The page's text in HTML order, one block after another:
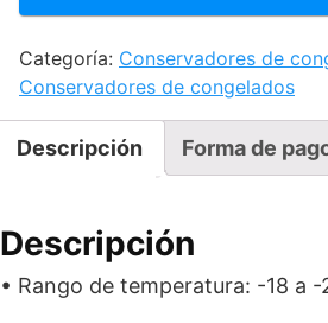
cantidad
Categoría: Conservadores de
Conservadores de congelados
Descripción Forma de
Descripción
• Rango de temperatura: -18 a -